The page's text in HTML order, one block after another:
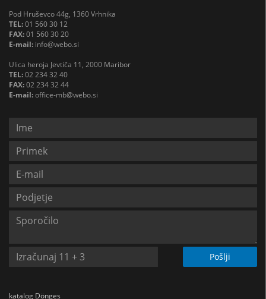
Pod Hruševco 44g, 1360 Vrhnika
TEL:01 560 30 12
FAX:01 560 30 20
E-mail: info@webo.si
Ulica heroja Jevtiča 11, 2000 Maribor
TEL:02 234 32 40
FAX:02 234 32 44
E-mail:office-mb@webo.si
Pošlji
katalog Dönges